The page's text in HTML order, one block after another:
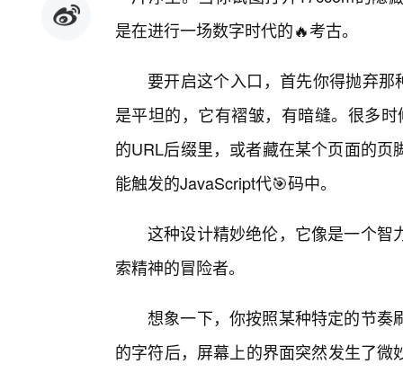
是在进行一场数字时代的🔥考古。
要开启这个入口，首先你得抛弃那
是平坦的，它有褶皱，有暗缝。很多
的URL后缀里，或者藏在某个页面的
能触发的JavaScript代🎯码中。
这种设计精妙绝伦，它像是一个智
索精神的冒险者。
想象一下，你按照某种特定的节奏
的字符后，屏幕上的界面突然发生了